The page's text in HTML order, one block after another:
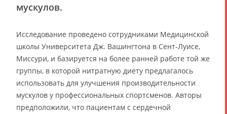
мускулов.
Исследование проведено сотрудниками Медицинской
школы Университета Дж. Вашингтона в Сент-Луисе,
Миссури, и базируется на более ранней работе той же
группы, в которой нитратную диету предлагалось
использовать для улучшения производительности
мускулов у профессиональных спортсменов. Авторы
предположили, что пациентам с сердечной